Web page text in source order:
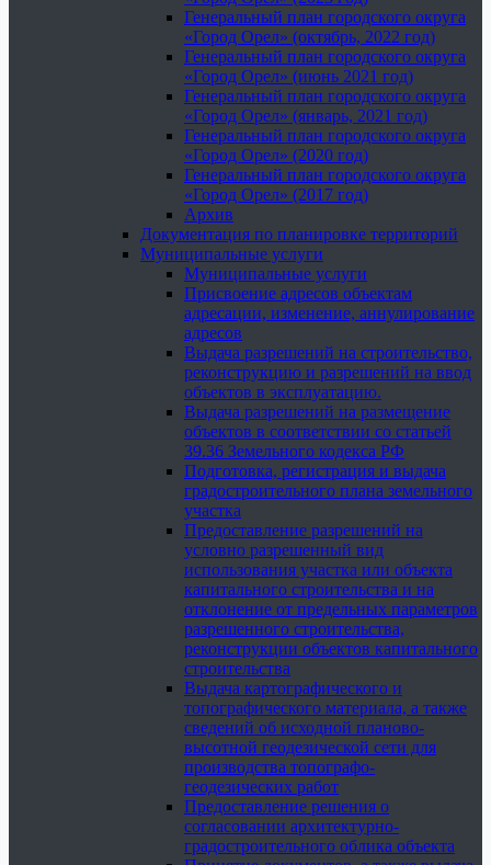
Генеральный план городского округа
«Город Орел» (октябрь, 2022 год)
Генеральный план городского округа
«Город Орел» (июнь 2021 год)
Генеральный план городского округа
«Город Орел» (январь, 2021 год)
Генеральный план городского округа
«Город Орел» (2020 год)
Генеральный план городского округа
«Город Орел» (2017 год)
Архив
Документация по планировке территорий
Муниципальные услуги
Муниципальные услуги
Присвоение адресов объектам
адресации, изменение, аннулирование
адресов
Выдача разрешений на строительство,
реконструкцию и разрешений на ввод
объектов в эксплуатацию.
Выдача разрешений на размещение
объектов в соответствии со статьей
39.36 Земельного кодекса РФ
Подготовка, регистрация и выдача
градостроительного плана земельного
участка
Предоставление разрешений на
условно разрешенный вид
использования участка или объекта
капитального строительства и на
отклонение от предельных параметров
разрешенного строительства,
реконструкции объектов капитального
строительства
Выдача картографического и
топографического материала, а также
сведений об исходной планово-
высотной геодезической сети для
производства топографо-
геодезических работ
Предоставление решения о
согласовании архитектурно-
градостроительного облика объекта